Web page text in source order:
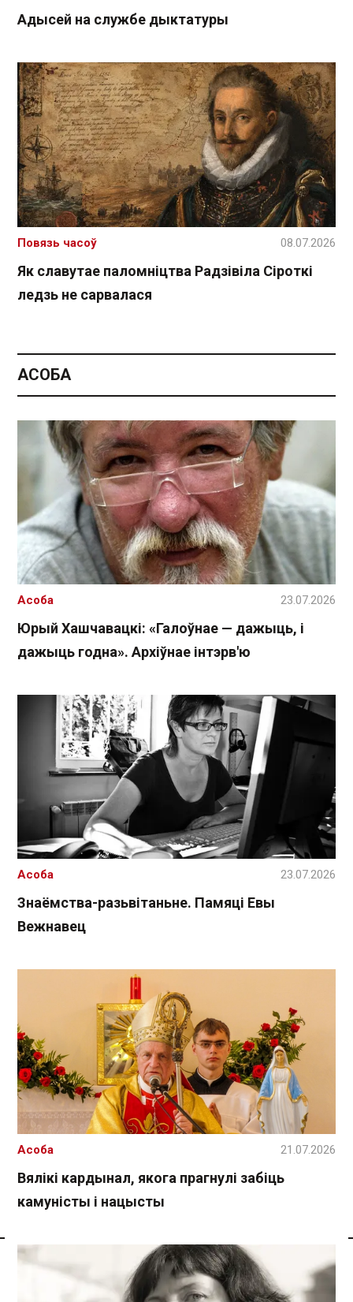
Спасылка без VPN
Адысей на службе дыктатуры
Як славутае паломніцтва Радзівіла Сіроткі
ледзь не сарвалася
Повязь часоў 08.07.2026
АСОБА
Юрый Хашчавацкі: «Галоўнае — дажыць, і
дажыць годна». Архіўнае інтэрв'ю
Асоба 23.07.2026
Знаёмства-разьвітаньне. Памяці Евы
Вежнавец
Асоба 23.07.2026
Вялікі кардынал, якога прагнулі забіць
камуністы і нацысты
Асоба 21.07.2026